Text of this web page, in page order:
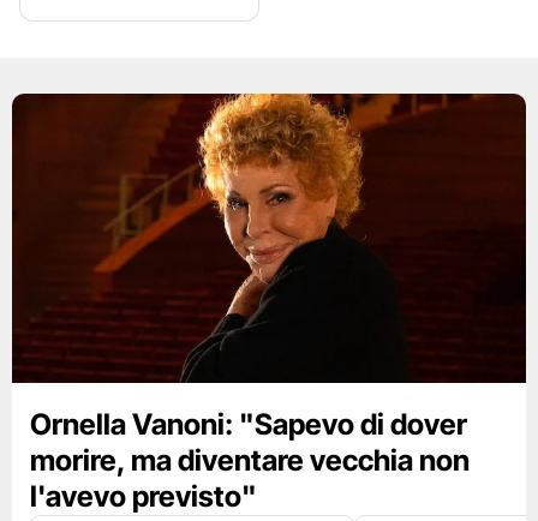
Ornella Vanoni: "Sapevo di dover
morire, ma diventare vecchia non
l'avevo previsto"